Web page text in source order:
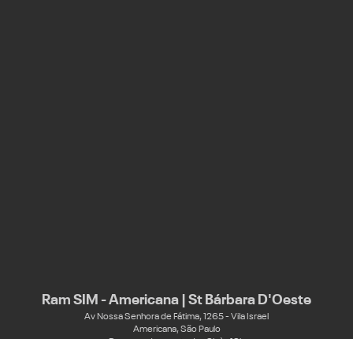
Ram SIM - Americana | St Bárbara D'Oeste
Av Nossa Senhora de Fátima, 1265 - Vila Israel
Americana, São Paulo